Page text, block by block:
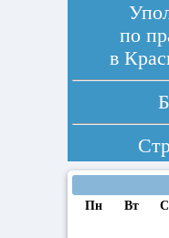
по
в
Пн
Вт